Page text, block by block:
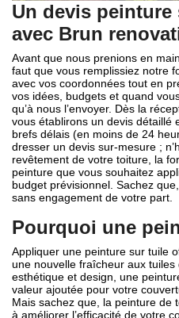
Un devis
avec Brun
Avant que nous prenions en
faut que vous remplissiez notre
avec vos coordonnées tout en
vos idées, budgets et quand
qu’à nous l’envoyer. Dès la
vous établirons un devis détaillé
brefs délais (en moins de 24
dresser un devis sur-mesure ;
revêtement de votre toiture, la
peinture que vous souhaitez
budget prévisionnel. Sachez
sans engagement de votre part.
Pourquoi une
Appliquer une peinture sur tuile
une nouvelle fraîcheur aux
esthétique et design, une
valeur ajoutée pour votre
Mais sachez que, la peinture de
à améliorer l’efficacité de votre